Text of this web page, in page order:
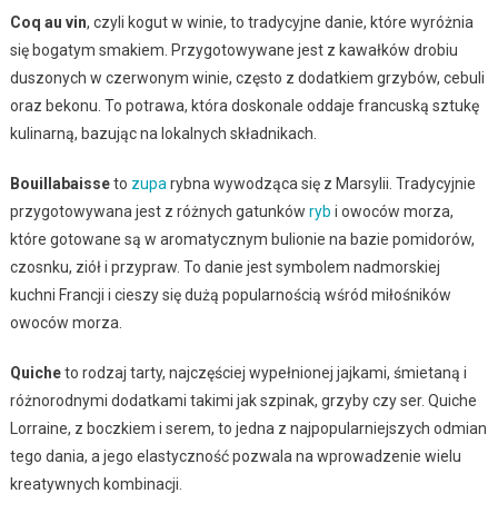
Coq au vin, czyli kogut w winie, to tradycyjne danie, które wyróżnia
się bogatym smakiem. Przygotowywane jest z kawałków drobiu
duszonych w czerwonym winie, często z dodatkiem grzybów, cebuli
oraz bekonu. To potrawa, która doskonale oddaje francuską sztukę
kulinarną, bazując na lokalnych składnikach.
Bouillabaisseto zupa rybna wywodząca się z Marsylii. Tradycyjnie
przygotowywana jest z różnych gatunków ryb i owoców morza,
które gotowane są w aromatycznym bulionie na bazie pomidorów,
czosnku, ziół i przypraw. To danie jest symbolem nadmorskiej
kuchni Francji i cieszy się dużą popularnością wśród miłośników
owoców morza.
Quicheto rodzaj tarty, najczęściej wypełnionej jajkami, śmietaną i
różnorodnymi dodatkami takimi jak szpinak, grzyby czy ser. Quiche
Lorraine, z boczkiem i serem, to jedna z najpopularniejszych odmian
tego dania, a jego elastyczność pozwala na wprowadzenie wielu
kreatywnych kombinacji.